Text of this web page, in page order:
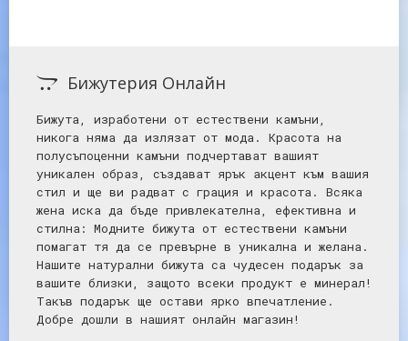
Бижутерия Онлайн
Бижута, изработени от естествени камъни,
никога няма да излязат от мода. Красота на
полусъпоценни камъни подчертават вашият
уникален образ, създават ярък акцент към вашия
стил и ще ви радват с грация и красота. Всяка
жена иска да бъде привлекателна, ефективна и
стилна: Mодните бижута от естествени камъни
помагат тя да се превърне в уникална и желана.
Нашите натурални бижута са чудесен подарък за
вашите близки, защото всеки продукт е минерал!
Такъв подарък ще остави ярко впечатление.
Добре дошли в нашият онлайн магазин!